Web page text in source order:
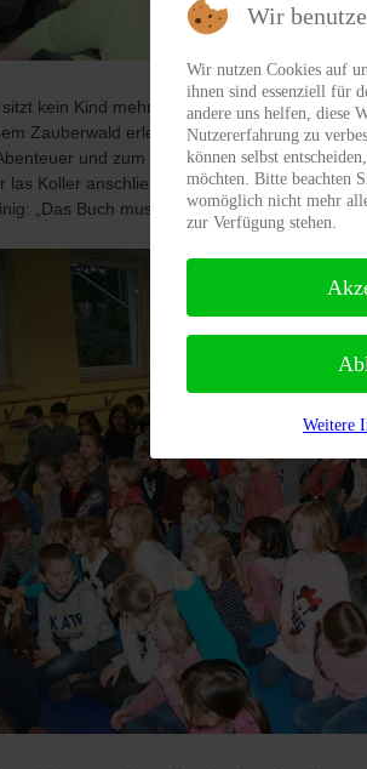
kein Kind mehr auf ruhig auf dem Boden,
Zauberwald erleben Joko (das ist
und zum Schluss fordert er sogar
las Koller anschließend aus seinem Buch
„Das Buch muss ich haben - ich will ja
Wir
Wir nutzen Cookies auf
ihnen sind essenziell für
andere uns helfen, diese
Nutzererfahrung zu
können selbst
möchten. Bitte beachten
womöglich nicht mehr
zur Verfügung stehen.
Weitere